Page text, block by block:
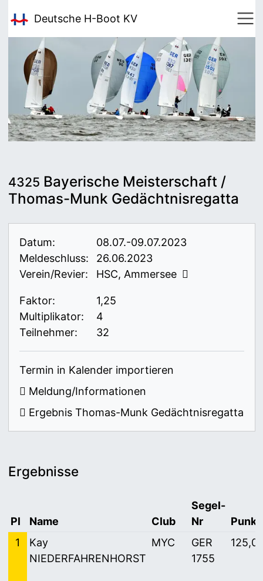
Deutsche H-Boot KV
4325 Bayerische Meisterschaft /
Thomas-Munk Gedächtnisregatta
Datum:
08.07.-09.07.2023
Meldeschluss:
26.06.2023
Verein/Revier:
HSC, Ammersee
Faktor:
1,25
Multiplikator:
4
Teilnehmer:
32
Termin in Kalender importieren
Meldung/Informationen
Ergebnis Thomas-Munk Gedächtnisregatta
Ergebnisse
Pl Name Club
Segel-
Nr
1
Kay
NIEDERFAHRENHORST
MYC
GER
1755